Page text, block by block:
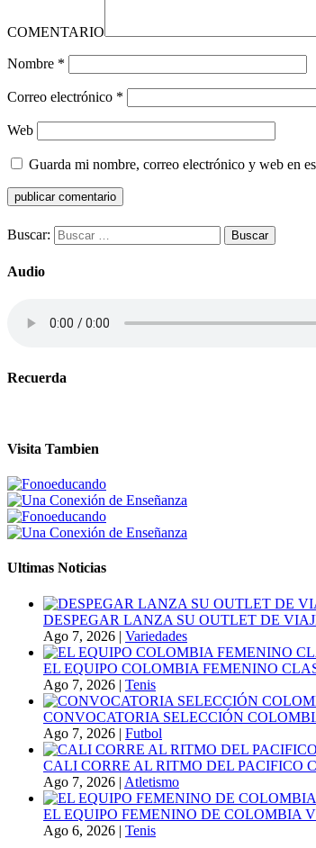
COMENTARIO
Nombre *
Correo electrónico *
Web
Guarda mi nombre, correo electrónico y web en
Buscar:
Audio
Recuerda
Visita Tambien
Ultimas Noticias
DESPEGAR LANZA SU OUTLET DE
Ago 7, 2026 | Variedades
EL EQUIPO COLOMBIA FEMENINO
Ago 7, 2026 | Tenis
CONVOCATORIA SELECCIÓN
Ago 7, 2026 | Futbol
CALI CORRE AL RITMO DEL PACIFICO
Ago 7, 2026 | Atletismo
EL EQUIPO FEMENINO DE COLOMBIA
Ago 6, 2026 | Tenis